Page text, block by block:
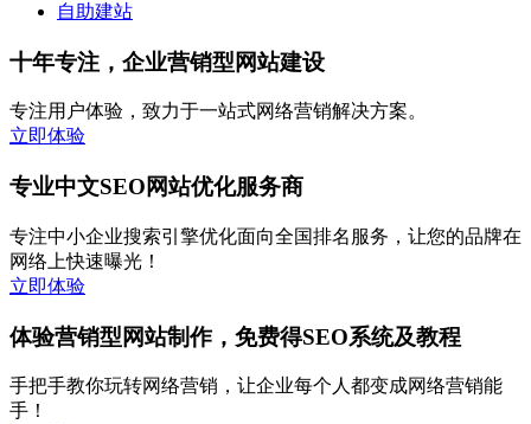
自助建站
十年专注，企业营销型网站建设
专注用户体验，致力于一站式网络营销解决方案。
立即体验
专业中文SEO网站优化服务商
专注中小企业搜索引擎优化面向全国排名服务，让您的品牌在
网络上快速曝光！
立即体验
体验营销型网站制作，免费得SEO系统及教程
手把手教你玩转网络营销，让企业每个人都变成网络营销能
手！